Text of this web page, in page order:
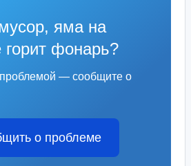
яма на
горит фонарь?
проблемой — сообщите о
о проблеме